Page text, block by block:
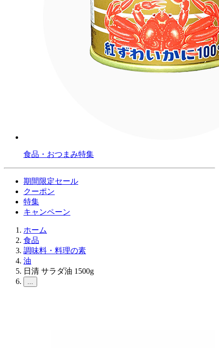
食品・おつまみ特集
期間限定セール
クーポン
特集
キャンペーン
ホーム
食品
調味料・料理の素
油
日清 サラダ油 1500g
...